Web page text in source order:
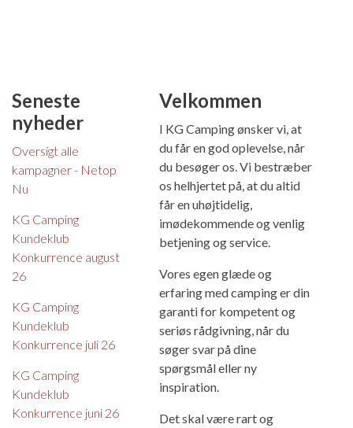
Seneste
nyheder
Oversigt alle
kampagner - Netop
Nu
KG Camping
Kundeklub
Konkurrence august
26
KG Camping
Kundeklub
Konkurrence juli 26
KG Camping
Kundeklub
Konkurrence juni 26
Velkommen
I KG Camping ønsker vi, at
du får en god oplevelse, når
du besøger os. Vi bestræber
os helhjertet på, at du altid
får en uhøjtidelig,
imødekommende og venlig
betjening og service.
Vores egen glæde og
erfaring med camping er din
garanti for kompetent og
seriøs rådgivning, når du
søger svar på dine
spørgsmål eller ny
inspiration.
Det skal være rart og